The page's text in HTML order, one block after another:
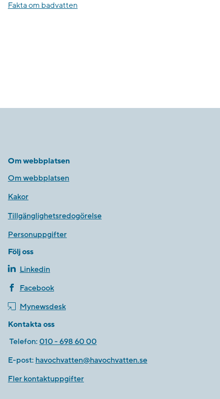
Fakta om badvatten
Om webbplatsen
Om webbplatsen
Kakor
Tillgänglighetsredogörelse
Personuppgifter
Följ oss
Linkedin
Facebook
Mynewsdesk
Kontakta oss
Telefon: 010 - 698 60 00
E-post: havochvatten@havochvatten.se
Fler kontaktuppgifter